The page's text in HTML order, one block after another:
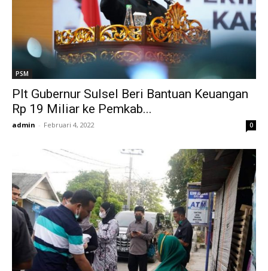
PSM
Plt Gubernur Sulsel Beri Bantuan Keuangan
Rp 19 Miliar ke Pemkab...
admin - Februari 4, 2022 0